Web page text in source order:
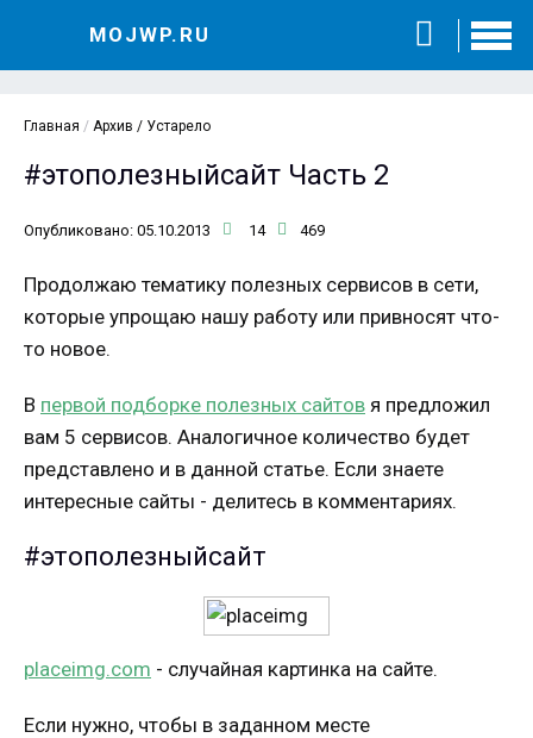
MOJWP.RU
Главная / Архив / Устарело
#этополезныйсайт Часть 2
Опубликовано: 05.10.2013 14 469
Продолжаю тематику полезных сервисов в сети,
которые упрощаю нашу работу или привносят что-
то новое.
В первой подборке полезных сайтов я предложил
вам 5 сервисов. Аналогичное количество будет
представлено и в данной статье. Если знаете
интересные сайты - делитесь в комментариях.
#этополезныйсайт
placeimg.com - случайная картинка на сайте.
Если нужно, чтобы в заданном месте